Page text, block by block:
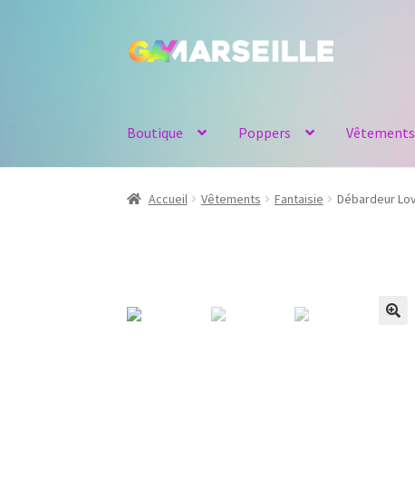
Aller
Aller
Boutique Poppers Vêtements
Accueil Vêtements Fantaisie Débardeur